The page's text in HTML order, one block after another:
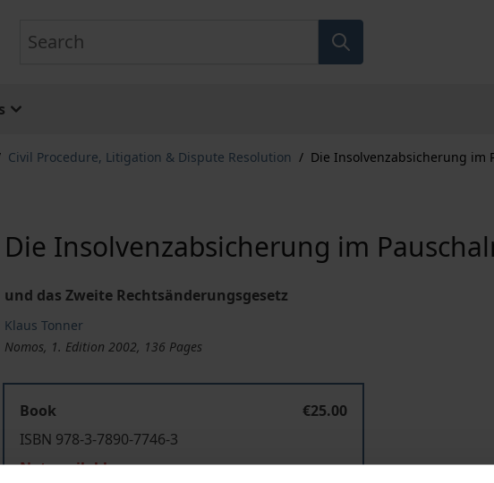
Civil Procedure, Litigation & Dispute Resolution / Die Insolvenzabsicherung im
Die Insolvenzabsicherung im
und das Zweite Rechtsänderungsgesetz
Klaus Tonner
Nomos, 1. Edition 2002, 136 Pages
Book
€25.00
ISBN 978-3-7890-7746-3
Not available